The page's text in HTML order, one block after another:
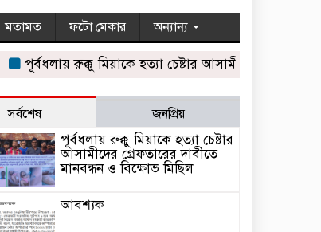
মতামত ফটো মেকার অন্যান্য
পূর্বধলায় রুক্কু মিয়াকে হত্যা চেষ্টার আসামীদের গ্রেফতারের
সর্বশেষ জনপ্রিয়
পূর্বধলায় রুক্কু মিয়াকে হত্যা চেষ্টার
আসামীদের গ্রেফতারের দাবীতে
মানবন্ধন ও বিক্ষোভ মিছিল
আবশ্যক